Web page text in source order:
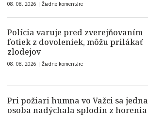
08. 08. 2026 | Žiadne komentáre
Polícia varuje pred zverejňovaním
fotiek z dovoleniek, môžu prilákať
zlodejov
08. 08. 2026 | Žiadne komentáre
Pri požiari humna vo Važci sa jedna
osoba nadýchala splodín z horenia